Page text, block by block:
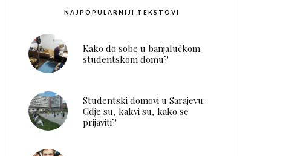
NAJPOPULARNIJI TEKSTOVI
Kako do sobe u banjalučkom
studentskom domu?
Studentski domovi u Sarajevu:
Gdje su, kakvi su, kako se
prijaviti?